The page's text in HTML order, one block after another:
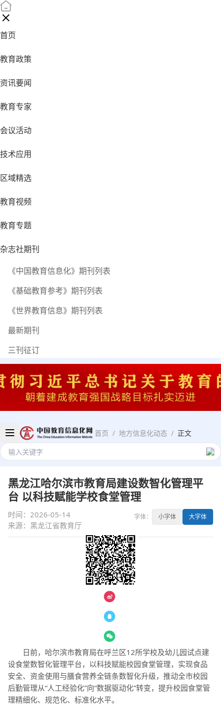
首页
教育政策
资讯要闻
教育专家
会议活动
技术应用
区域精选
教育视频
教育专题
杂志社期刊
《中国教育信息化》期刊列表
《基础教育参考》期刊列表
《世界教育信息》期刊列表
最新期刊
三刊征订
首页 / 地方信息化动态 / 正文
黑龙江哈尔滨市教育局建设数智化管理平
台 以科技赋能学校食堂管理
时间：2026-05-14
来源：黑龙江省教育厅
字体： 小字体 大字体
— 分享 —
日前，哈尔滨市教育局在呼兰区12所学校及幼儿园试点建
设食堂数智化管理平台，以科技赋能校园食堂管理，实现食品
安全、资金使用与膳食营养全链条数智化升级，推动全市校园
后勤管理从“人工经验化”向“数据驱动化”转变，提升校园食堂管
理精细化、规范化、标准化水平。